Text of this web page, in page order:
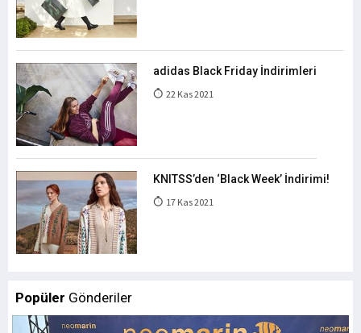
adidas Black Friday İndirimleri
22 Kas 2021
KNITSS’den ‘Black Week’ İndirimi!
17 Kas 2021
Popüler Gönderiler